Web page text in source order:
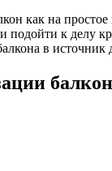
как на
подойти к делу
в